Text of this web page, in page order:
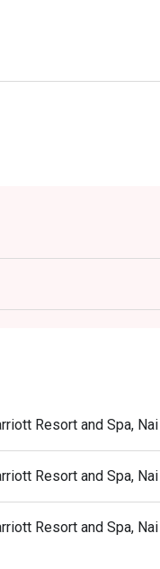
Resort and Spa,
Resort and Spa,
Resort and Spa,